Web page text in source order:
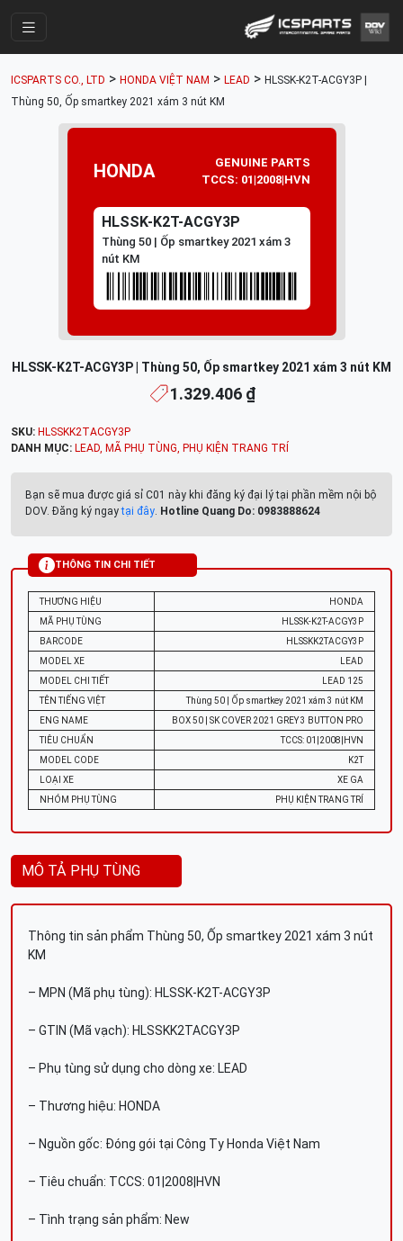
Cửa Hàng
Parts Catalogue
Mã Phụ Tùng
Tài khoản
ICSPARTS CO., LTD > HONDA VIỆT NAM > LEAD > HLSSK-K2T-ACGY3P |
Thùng 50, Ốp smartkey 2021 xám 3 nút KM
HONDA
GENUINE PARTS
TCCS: 01|2008|HVN
HLSSK-K2T-ACGY3P
Thùng 50 | Ốp smartkey 2021 xám 3
nút KM
HLSSK-K2T-ACGY3P | Thùng 50, Ốp smartkey 2021 xám 3 nút KM
1.329.406 ₫
SKU: HLSSKK2TACGY3P
DANH MỤC: LEAD, MÃ PHỤ TÙNG, PHỤ KIỆN TRANG TRÍ
Bạn sẽ mua được giá sỉ C01 này khi đăng ký đại lý tại phần mềm nội bộ
DOV. Đăng ký ngaytại đây. Hotline Quang Do: 0983888624
THÔNG TIN CHI TIẾT
THƯƠNG HIỆU
HONDA
MÃ PHỤ TÙNG
HLSSK-K2T-ACGY3P
BARCODE
HLSSKK2TACGY3P
MODEL XE
LEAD
MODEL CHI TIẾT
LEAD 125
TÊN TIẾNG VIỆT
Thùng 50 | Ốp smartkey 2021 xám 3 nút KM
ENG NAME
BOX 50 | SK COVER 2021 GREY 3 BUTTON PRO
TIÊU CHUẨN
TCCS: 01|2008|HVN
MODEL CODE
K2T
LOẠI XE
XE GA
NHÓM PHỤ TÙNG
PHỤ KIỆN TRANG TRÍ
MÔ TẢ PHỤ TÙNG
Thông tin sản phẩm Thùng 50, Ốp smartkey 2021 xám 3 nút
KM
– MPN (Mã phụ tùng): HLSSK-K2T-ACGY3P
– GTIN (Mã vạch): HLSSKK2TACGY3P
– Phụ tùng sử dụng cho dòng xe: LEAD
– Thương hiệu: HONDA
– Nguồn gốc: Đóng gói tại Công Ty Honda Việt Nam
– Tiêu chuẩn: TCCS: 01|2008|HVN
– Tình trạng sản phẩm: New